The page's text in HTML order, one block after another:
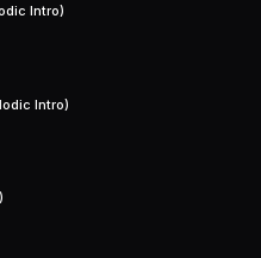
Intro)
Intro)